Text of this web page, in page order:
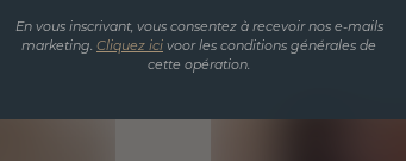
En vous inscrivant, vous consentez à recevoir nos e-mails
marketing. Cliquez ici voor les conditions générales de
cette opération.